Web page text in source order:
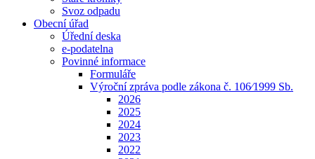
Svoz odpadu
Obecní úřad
Úřední deska
e-podatelna
Povinné informace
Formuláře
Výroční zpráva podle zákona č. 106⁄1999 Sb.
2026
2025
2024
2023
2022